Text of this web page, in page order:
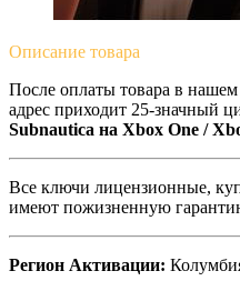
Описание товара
После оплаты товара в
адрес приходит 25-значный
Subnautica на Xbox One /
Все ключи лицензионные,
имеют пожизненную
Регион Активации: